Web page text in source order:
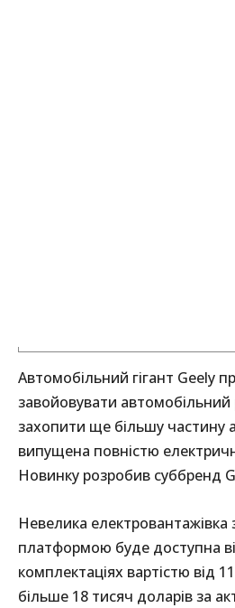
Автомобільний гігант Geely
завойовувати
захопити ще більшу частину
випущена повністю
Новинку розробив суббренд
Невелика
платформою буде доступна
комплектаціях вартістю від
більше 18 тисяч доларів за